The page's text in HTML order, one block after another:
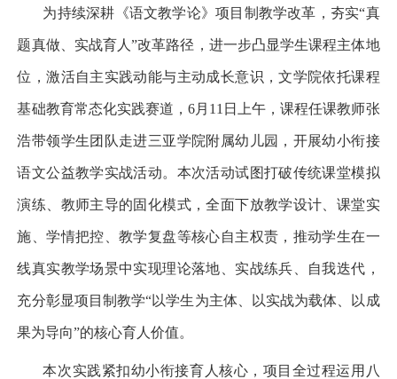
为持续深耕《语文教学论》项目制教学改革，夯实“真
题真做、实战育人”改革路径，进一步凸显学生课程主体地
位，激活自主实践动能与主动成长意识，文学院依托课程
基础教育常态化实践赛道， 6月 11 日上午，课程任课教师张
浩带领学生团队走进三亚学院附属幼儿园，开展幼小衔接
语文公益教学实战活动。本次活动试图打破传统课堂模拟
演练、教师主导的固化模式，全面下放教学设计、课堂实
施、学情把控、教学复盘等核心自主权责，推动学生在一
线真实教学场景中实现理论落地、实战练兵、自我迭代，
充分彰显项目制教学“以学生为主体、以实战为载体、以成
果为导向”的核心育人价值。
本次实践紧扣幼小衔接育人核心，项目全过程运用八